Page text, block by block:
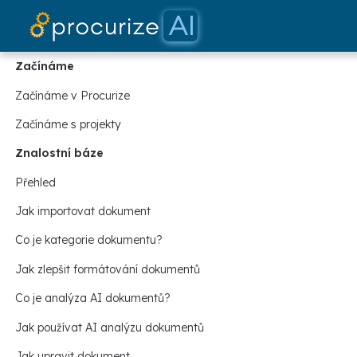
Začínáme
Začínáme v Procurize
Začínáme s projekty
Znalostní báze
Přehled
Jak importovat dokument
Co je kategorie dokumentu?
Jak zlepšit formátování dokumentů
Co je analýza AI dokumentů?
Jak používat AI analýzu dokumentů